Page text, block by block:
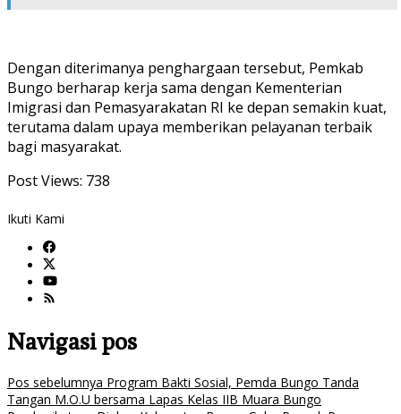
Dengan diterimanya penghargaan tersebut, Pemkab
Bungo berharap kerja sama dengan Kementerian
Imigrasi dan Pemasyarakatan RI ke depan semakin kuat,
terutama dalam upaya memberikan pelayanan terbaik
bagi masyarakat.
Post Views: 738
Ikuti Kami
Navigasi pos
Pos sebelumnya Program Bakti Sosial, Pemda Bungo Tanda
Tangan M.O.U bersama Lapas Kelas IIB Muara Bungo